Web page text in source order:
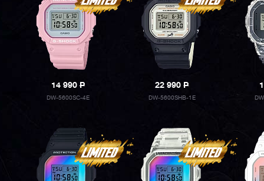
14 990P
DW-5600SC-4E
22 990P
DW-5600SHB-1E